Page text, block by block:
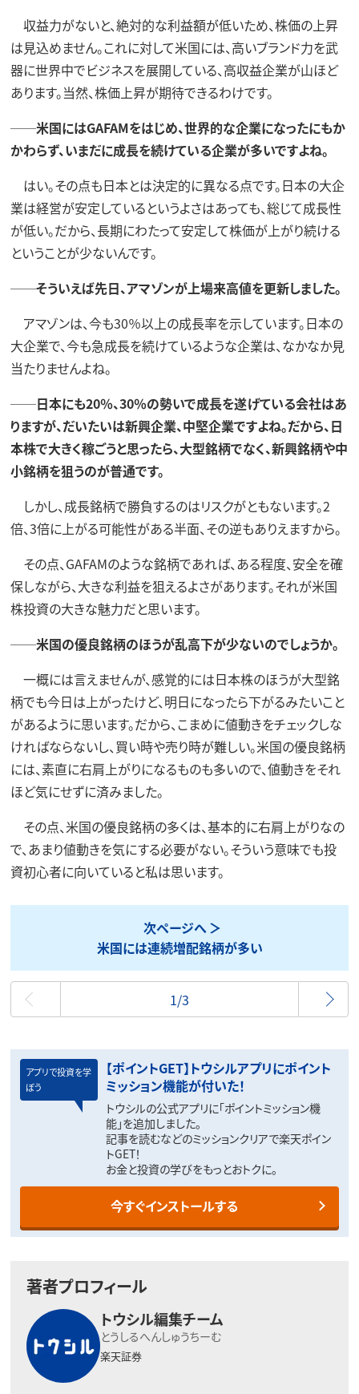
収益力がないと、絶対的な利益額が低いため、株価の上昇
は見込めません。これに対して米国には、高いブランド力を武
器に世界中でビジネスを展開している、高収益企業が山ほど
あります。当然、株価上昇が期待できるわけです。
──米国にはGAFAMをはじめ、世界的な企業になったにもか
かわらず、いまだに成長を続けている企業が多いですよね。
はい。その点も日本とは決定的に異なる点です。日本の大企
業は経営が安定しているというよさはあっても、総じて成長性
が低い。だから、長期にわたって安定して株価が上がり続ける
ということが少ないんです。
──そういえば先日、アマゾンが上場来高値を更新しました。
アマゾンは、今も30％以上の成長率を示しています。日本の
大企業で、今も急成長を続けているような企業は、なかなか見
当たりませんよね。
──日本にも20％、30％の勢いで成長を遂げている会社はあ
りますが、だいたいは新興企業、中堅企業ですよね。だから、日
本株で大きく稼ごうと思ったら、大型銘柄でなく、新興銘柄や中
小銘柄を狙うのが普通です。
しかし、成長銘柄で勝負するのはリスクがともないます。2
倍、3倍に上がる可能性がある半面、その逆もありえますから。
その点、GAFAMのような銘柄であれば、ある程度、安全を確
保しながら、大きな利益を狙えるよさがあります。それが米国
株投資の大きな魅力だと思います。
──米国の優良銘柄のほうが乱高下が少ないのでしょうか​。
一概には言えませんが、感覚的には日本株のほうが大型銘
柄でも今日は上がったけど、明日になったら下がるみたいこと
があるように思います。だから、こまめに値動きをチェックしな
ければならないし、買い時や売り時が難しい。米国の優良銘柄
には、素直に右肩上がりになるものも多いので、値動きをそれ
ほど気にせずに済みました。
その点、米国の優良銘柄の多くは、基本的に右肩上がりなの
で、あまり値動きを気にする必要がない。そういう意味でも投
資初心者に向いていると私は思います。
次ページへ
米国には連続増配銘柄が多い
最初
1/3
アプリで投資を学
ぼう
【ポイントGET】トウシルアプリにポイント
ミッション機能が付いた！
トウシルの公式アプリに「ポイントミッション機
能」を追加しました。
記事を読むなどのミッションクリアで楽天ポイン
トGET！
お金と投資の学びをもっとおトクに。
今すぐインストールする
著者プロフィール
トウシル編集チーム
とうしるへんしゅうちーむ
楽天証券